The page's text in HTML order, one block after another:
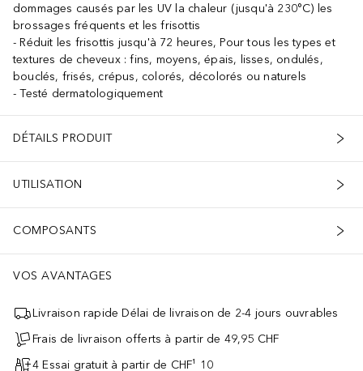
dommages causés par les UV la chaleur (jusqu'à 230°C) les
brossages fréquents et les frisottis
Réduit les frisottis jusqu'à 72 heures, Pour tous les types et
textures de cheveux : fins, moyens, épais, lisses, ondulés,
bouclés, frisés, crépus, colorés, décolorés ou naturels
Testé dermatologiquement
DÉTAILS PRODUIT
UTILISATION
COMPOSANTS
VOS AVANTAGES
Livraison rapide Délai de livraison de 2-4 jours ouvrables
Frais de livraison offerts à partir de 49,95 CHF
4 Essai gratuit à partir de CHF¹ 10